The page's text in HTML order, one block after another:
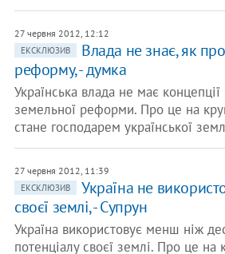
27 червня 2012, 12:12
ЕКСКЛЮЗИВ
Влада не знає, як
реформу, - думка
Українська влада не має
земельної реформи. Про це на
стане господарем української
27 червня 2012, 11:39
ЕКСКЛЮЗИВ
Україна не
своєї землі, - Супрун
Україна використовує менш ніж
потенціалу своєї землі. Про це на